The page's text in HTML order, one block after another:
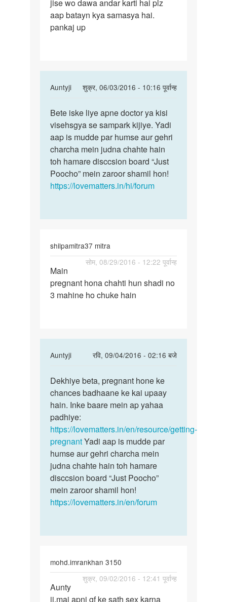
mujhko
ek
jise wo dawa andar karti hai plz
aap batayn kya samasya hai.
pankaj up
Auntyji
शुक्र, 06/03/2016 - 10:16 पूर्वान्ह
In
to
Docter
g
main
aap
mujhko
ek
Bete
iske
liye
apne
doctor
ya
Bete iske liye apne doctor ya kisi
visehsgya se sampark kijiye. Yadi
aap is mudde par humse aur gehri
charcha mein judna chahte hain
toh hamare disccsion board “Just
Poocho” mein zaroor shamil hon!
https://lovematters.in/hi/forum
shilpamitra37 mitra
सोम, 08/29/2016 - 12:22 पूर्वान्ह
Main
pregnant
hona
Main
pregnant hona chahti hun shadi no
3 mahine ho chuke hain
Auntyji
रवि, 09/04/2016 - 02:16 बजे
In
to
Main
pregnant
hona
chahti
hun
by
shilpamitra37
mitra
Dekhiye
beta,
pregnant
hone
Dekhiye beta, pregnant hone ke
chances badhaane ke kai upaay
hain. Inke baare mein ap yahaa
padhiye:
https://lovematters.in/en/resource/getting-
pregnantYadi aap is mudde par
humse aur gehri charcha mein
judna chahte hain toh hamare
disccsion board “Just Poocho”
mein zaroor shamil hon!
https://lovematters.in/en/forum
mohd.imrankhan 3150
शुक्र, 09/02/2016 - 12:41 पूर्वान्ह
Aunty
ji.mai
Aunty
ji.mai apni gf ke sath sex karna